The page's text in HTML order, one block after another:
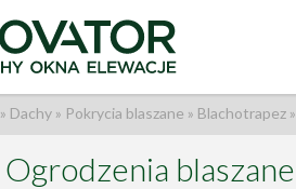
» Dachy » Pokrycia blaszane » Blachotrapez »
Ogrodzenia blaszane